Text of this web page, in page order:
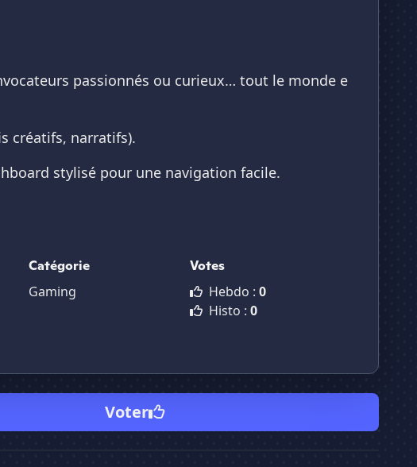
passionnés ou curieux… tout le monde e
créatifs, narratifs).
stylisé pour une navigation facile.
Catégorie
Gaming
Votes
Hebdo : 0
Histo : 0
Voter